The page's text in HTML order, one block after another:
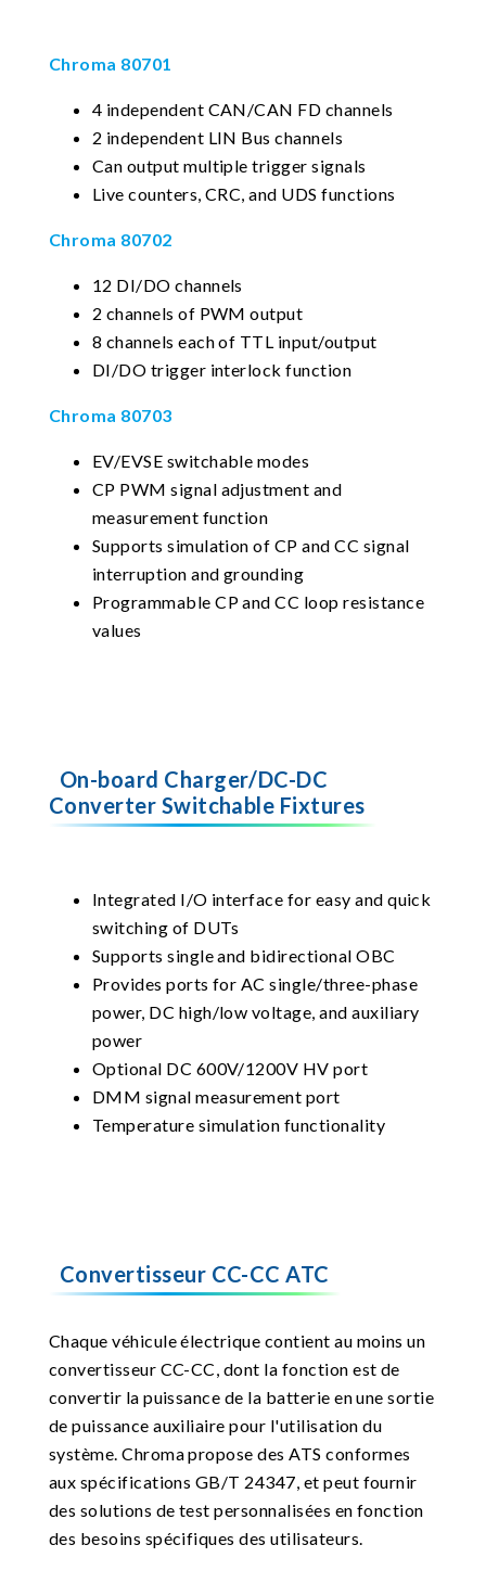
Chroma 80701
4 independent CAN/CAN FD channels
2 independent LIN Bus channels
Can output multiple trigger signals
Live counters, CRC, and UDS functions
Chroma 80702
12 DI/DO channels
2 channels of PWM output
8 channels each of TTL input/output
DI/DO trigger interlock function
Chroma 80703
EV/EVSE switchable modes
CP PWM signal adjustment and
measurement function
Supports simulation of CP and CC signal
interruption and grounding
Programmable CP and CC loop resistance
values
On-board Charger/DC-DC
Converter Switchable Fixtures
Integrated I/O interface for easy and quick
switching of DUTs
Supports single and bidirectional OBC
Provides ports for AC single/three-phase
power, DC high/low voltage, and auxiliary
power
Optional DC 600V/1200V HV port
DMM signal measurement port
Temperature simulation functionality
Convertisseur CC-CC ATC
Chaque véhicule électrique contient au moins un
convertisseur CC-CC, dont la fonction est de
convertir la puissance de la batterie en une sortie
de puissance auxiliaire pour l'utilisation du
système. Chroma propose des ATS conformes
aux spécifications GB/T 24347, et peut fournir
des solutions de test personnalisées en fonction
des besoins spécifiques des utilisateurs.